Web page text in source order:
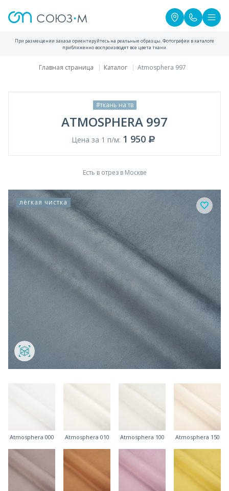
При размещении заказа ориентируйтесь на реальные образцы. Фотографии в каталоге
приближенно воспроизводят все цвета ткани.
Главная страница Каталог Atmosphera 997
#ткань на тв
ATMOSPHERA 997
Цена за 1 п/м: 1 950
Есть в отрез в Москве
лёгкая чистка
Atmosphera 000 Atmosphera 010 Atmosphera 100 Atmosphera 150